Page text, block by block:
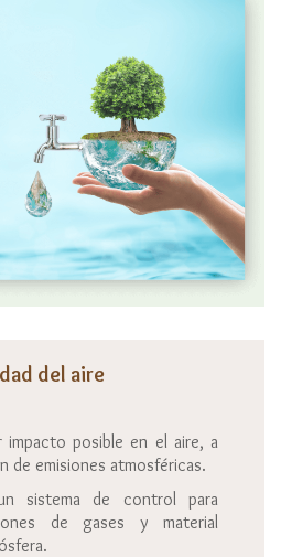
del aire
impacto posible en el aire, a
de emisiones atmosféricas.
sistema de control para
de gases y material